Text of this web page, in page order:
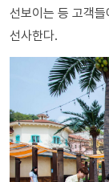
선보이는 등 고객
선사한다.